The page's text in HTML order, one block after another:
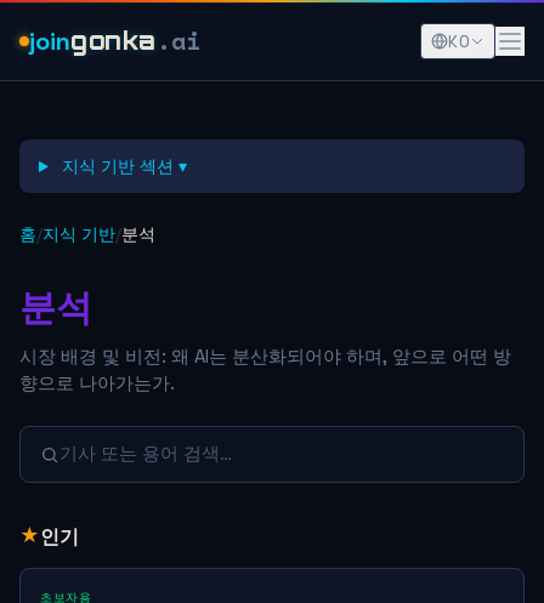
joingonka .ai KO
지식 기반 섹션 ▾
홈/지식 기반/분석
분석
시장 배경 및 비전: 왜 AI는 분산화되어야 하며, 앞으로 어떤 방
향으로 나아가는가.
기사 또는 용어 검색…
★인기
초보자용